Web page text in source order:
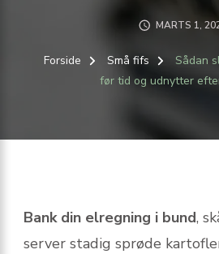
MARTS 1,
Forside Små fifs
Sådan
før tid og udnytter
Bank din elregning i bund,
server stadig sprøde